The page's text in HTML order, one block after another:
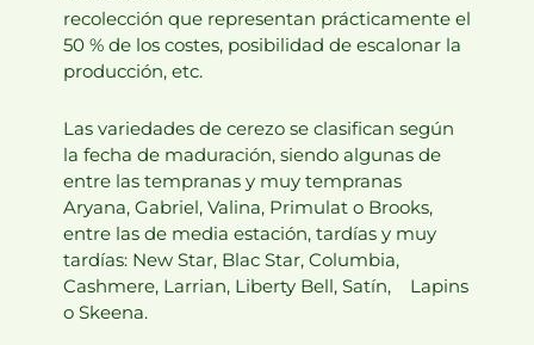
recolección que representan prácticamente el
50 % de los costes, posibilidad de escalonar la
producción, etc.
Las variedades de cerezo se clasifican según
la fecha de maduración, siendo algunas de
entre las tempranas y muy tempranas
Aryana, Gabriel, Valina, Primulat o Brooks,
entre las de media estación, tardías y muy
tardías: New Star, Blac Star, Columbia,
Cashmere, Larrian, Liberty Bell, Satín, Lapins
o Skeena.